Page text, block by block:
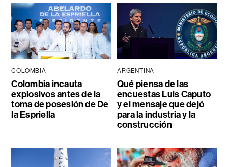
COLOMBIA
Colombia incauta
explosivos antes de la
toma de posesión de De
la Espriella
ARGENTINA
Qué piensa de las
encuestas Luis Caputo
y el mensaje que dejó
para la industria y la
construcción